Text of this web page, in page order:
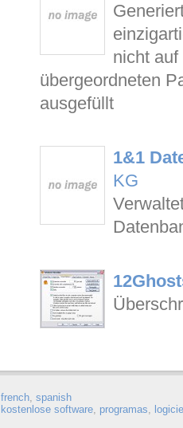
nicht
übergeordneten
ausgefüllt
1&1
KG
french, spanish
kostenlose software, programas,